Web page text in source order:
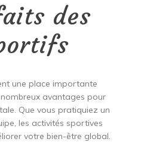
des
une place importante
avantages pour
Que vous pratiquiez un
les activités sportives
votre bien-être global.